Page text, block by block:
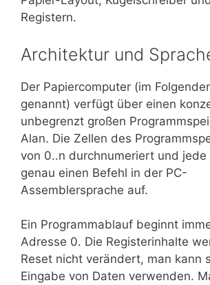
Registern.
Architektur und
Der Papiercomputer (im
genannt) verfügt über einen
unbegrenzt großen
Alan. Die Zellen des
von 0..n durchnumeriert und jede
genau einen Befehl in der PC-
Assemblersprache auf.
Ein Programmablauf beginnt
Adresse 0. Die Registerinhalte
Reset nicht verändert, man kann
Eingabe von Daten verwenden.